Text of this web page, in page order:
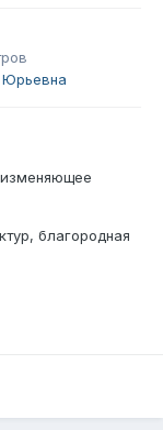
благородная